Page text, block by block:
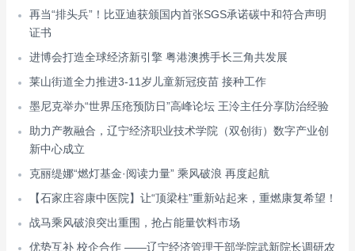
再当“排头兵”！比亚迪获颁国内首张SGS承诺碳中和符合声明
证书
进博会打造全球经济新引擎 粤港澳携手长三角共发展
莱山街道全力推进3-11岁儿童新冠疫苗 接种工作
墨尼克举办“世界压疮预防日”高峰论坛 王泠主任分享防治经验
助力产教融合，辽宁经济职业技术学院（双创街）数字产业创
新中心成立
克丽缇娜“燃灯基金·阅读力量” 乘风破浪 再度起航
【石家庄容康中医院】让“顶梁柱”重新站起来，重燃康复希望！
战马乘风破浪突出重围，抢占能量饮料市场
优势互补 校企合作 ——辽宁经济管理干部学院武新院长调研农